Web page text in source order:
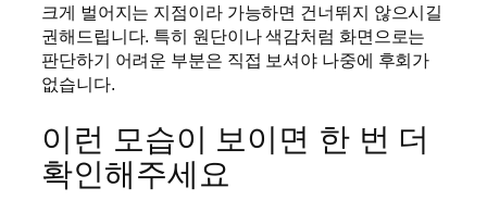
크게 벌어지는 지점이라 가능하면 건너뛰지 않으시길
권해드립니다. 특히 원단이나 색감처럼 화면으로는
판단하기 어려운 부분은 직접 보셔야 나중에 후회가
없습니다.
이런 모습이 보이면 한 번 더
확인해주세요